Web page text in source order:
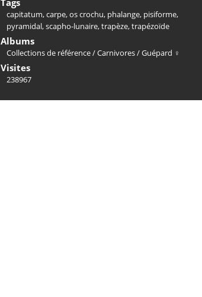
Tags
capitatum,carpe,os crochu, phalange, pisiforme,
pyramidal,scapho-lunaire,trapèze,trapézoïde
Albums
Collections de référence/Carnivores/Guépard ♀
Visites
238967